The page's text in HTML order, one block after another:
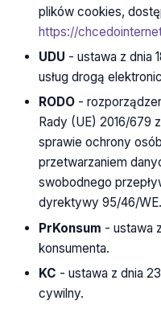
plików cookies,
https://
UDU - ustawa z dnia
usług drogą
RODO -
Rady (UE) 2016/679
sprawie ochrony
przetwarzaniem
swobodnego
dyrektywy 95/46/WE.
PrKonsum - ustawa
konsumenta.
KC - ustawa z dnia
cywilny.